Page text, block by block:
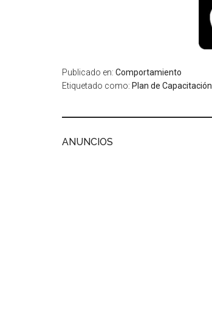
Publicado en: Comportamiento
Etiquetado como: Plan de Capacitación
ANUNCIOS